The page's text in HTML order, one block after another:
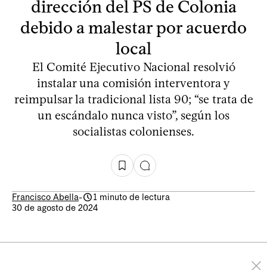
dirección del PS de Colonia
debido a malestar por acuerdo
local
El Comité Ejecutivo Nacional resolvió
instalar una comisión interventora y
reimpulsar la tradicional lista 90; “se trata de
un escándalo nunca visto”, según los
socialistas colonienses.
Francisco Abella-
1 minuto de lectura
30 de agosto de 2024